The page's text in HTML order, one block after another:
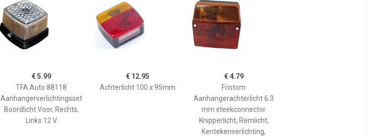
€ 5.99
TFA Auto 88118
Aanhangerverlichtingsset
Boordlicht Voor, Rechts,
Links 12 V
€ 12.95
Achterlicht 100 x 95mm
€ 4.79
Fristom
Aanhangerachterlicht 6.3
mm steekconnector
Knipperlicht, Remlicht,
Kentekenverlichting,